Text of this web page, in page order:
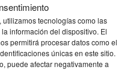
tecnologías como las
información del dispositivo. El
permitirá procesar datos como el
únicas en este sitio.
puede afectar negativamente a
presión contra
agrícola y reclama